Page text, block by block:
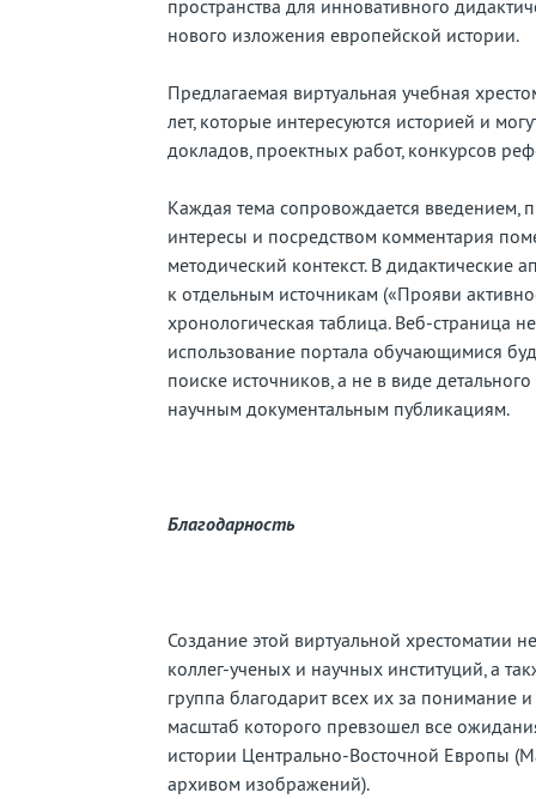
пространства для инновативного
нового изложения европейской истории.
Предлагаемая виртуальная учебная
лет, которые интересуются историей и
докладов, проектных работ, конкурсов
Каждая тема сопровождается введением,
интересы и посредством комментария
методический контекст. В
к отдельным источникам («Прояви
хронологическая таблица. Веб-страница
использование портала обучающимися
поиске источников, а не в виде
научным документальным публикациям.
Благодарность
Создание этой виртуальной
коллег-ученых и научных институций, а
группа благодарит всех их за понимание
масштаб которого превзошел все
истории Центрально-Восточной Европы
архивом изображений).